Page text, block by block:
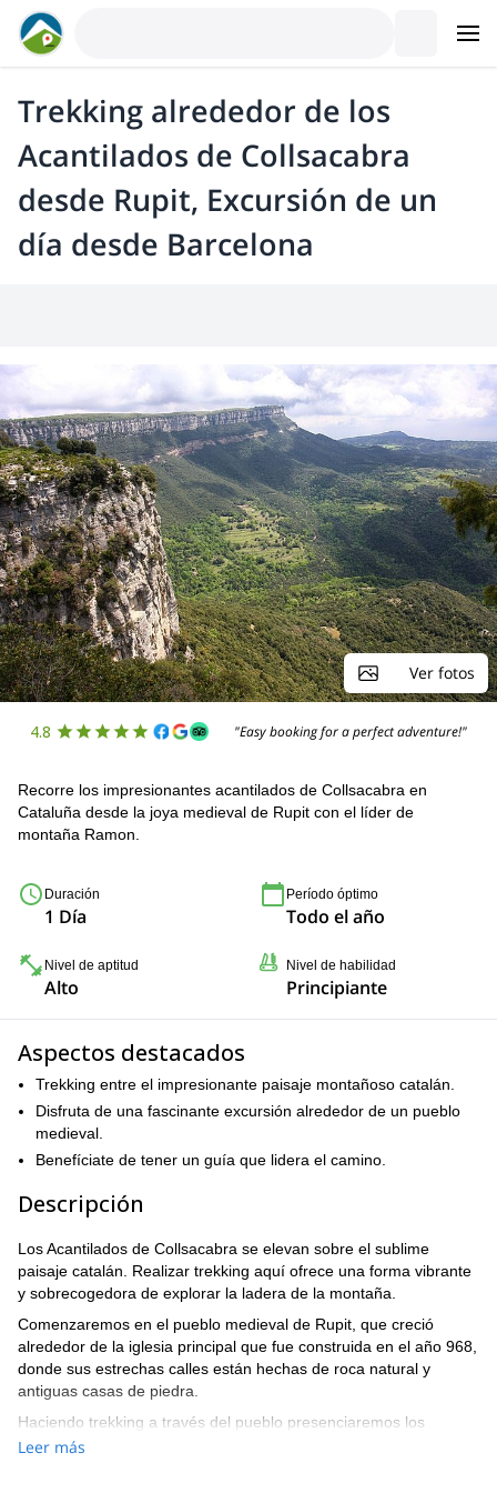
Trekking alrededor de los
Acantilados de Collsacabra
desde Rupit, Excursión de un
día desde Barcelona
Ver fotos
4.8 "Easy booking for a perfect adventure!"
Recorre los impresionantes acantilados de Collsacabra en
Cataluña desde la joya medieval de Rupit con el líder de
montaña Ramon.
Duración
1 Día
Período óptimo
Todo el año
Nivel de aptitud
Alto
Nivel de habilidad
Principiante
Aspectos destacados
Trekking entre el impresionante paisaje montañoso catalán.
Disfruta de una fascinante excursión alrededor de un pueblo
medieval.
Benefíciate de tener un guía que lidera el camino.
Descripción
Los Acantilados de Collsacabra se elevan sobre el sublime
paisaje catalán. Realizar trekking aquí ofrece una forma vibrante
y sobrecogedora de explorar la ladera de la montaña.
Comenzaremos en el pueblo medieval de Rupit, que creció
alrededor de la iglesia principal que fue construida en el año 968,
donde sus estrechas calles están hechas de roca natural y
antiguas casas de piedra.
Haciendo trekking a través del pueblo presenciaremos los
imponentes acantilados que perforan el fondo. Observa un
Leer más